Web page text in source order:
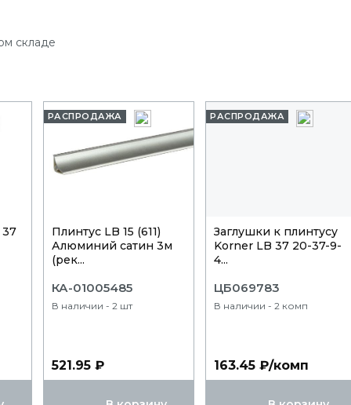
складе
РАСПРОДАЖА
Плинтус LB 15 (611)
Алюминий сатин 3м
(рек...
КА-01005485
В наличии - 2 шт
521.95 ₽
РАСПРОДАЖА
Заглушки к плинтусу
Korner LB 37 20-37-9-
4...
ЦБ069783
В наличии - 2 комп
163.45 ₽/комп